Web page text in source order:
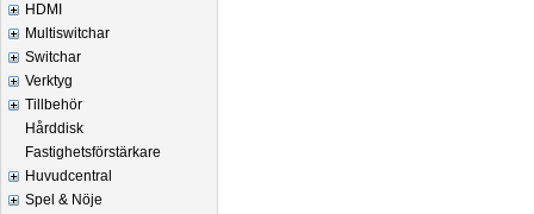
HDMI
Multiswitchar
Switchar
Verktyg
Tillbehör
Hårddisk
Fastighetsförstärkare
Huvudcentral
Spel & Nöje